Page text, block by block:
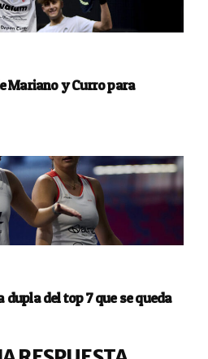
Mariano y Curro para
del top 7 que se queda